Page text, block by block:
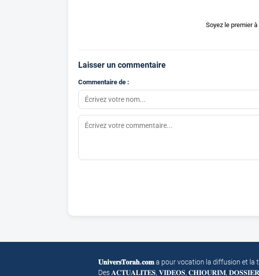
Soyez le premier
Laisser un commentaire
Commentaire de :
𝐔𝐧𝐢𝐯𝐞𝐫𝐬𝐓𝐨𝐫𝐚𝐡.𝐜𝐨𝐦a pour vocation la diffusion et la
Des 𝐀𝐂𝐓𝐔𝐀𝐋𝐈𝐓𝐄𝐒, 𝐕𝐈𝐃𝐄𝐎𝐒, 𝐂𝐇𝐈𝐎𝐔𝐑𝐈𝐌,